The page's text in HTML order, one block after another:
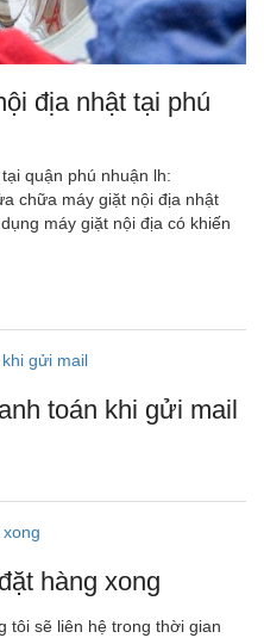
địa nhật tại phú
quận phú nhuận lh:
chữa máy giặt nội địa nhật
máy giặt nội địa có khiến
toán khi gửi mail
hàng xong
tôi sẽ liên hệ trong thời gian